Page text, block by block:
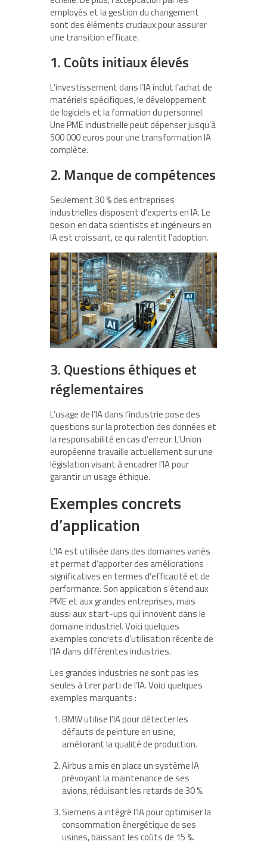
employés et la gestion du changement
sont des éléments cruciaux pour assurer
une transition efficace.
1. Coûts initiaux élevés
L’investissement dans l’IA inclut l’achat de
matériels spécifiques, le développement
de logiciels et la formation du personnel.
Une PME industrielle peut dépenser jusqu’à
500 000 euros pour une transformation IA
complète.
2. Manque de compétences
Seulement 30 % des entreprises
industrielles disposent d’experts en IA. Le
besoin en data scientists et ingénieurs en
IA est croissant, ce qui ralentit l’adoption.
3. Questions éthiques et
réglementaires
L’usage de l’IA dans l’industrie pose des
questions sur la protection des données et
la responsabilité en cas d’erreur. L’Union
européenne travaille actuellement sur une
législation visant à encadrer l’IA pour
garantir un usage éthique.
Exemples concrets
d’application
L’IA est utilisée dans des domaines variés
et permet d’apporter des améliorations
significatives en termes d’efficacité et de
performance. Son application s’étend aux
PME et aux grandes entreprises, mais
aussi aux start-ups qui innovent dans le
domaine industriel. Voici quelques
exemples concrets d’utilisation récente de
l’IA dans différentes industries.
Les grandes industries ne sont pas les
seules à tirer parti de l’IA. Voici quelques
exemples marquants :
BMW utilise l’IA pour détecter les
défauts de peinture en usine,
améliorant la qualité de production.
Airbus a mis en place un système IA
prévoyant la maintenance de ses
avions, réduisant les retards de 30 %.
Siemens a intégré l’IA pour optimiser la
consommation énergétique de ses
usines, baissant les coûts de 15 %.